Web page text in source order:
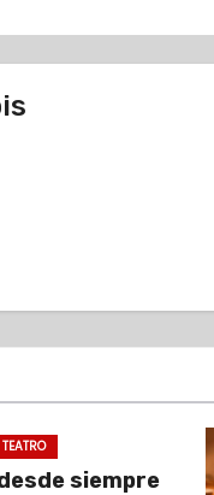
TEATRO
siempre